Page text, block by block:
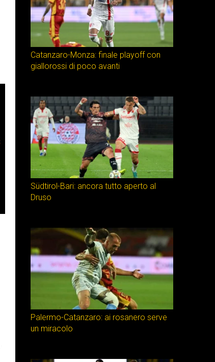
Catanzaro-Monza: finale playoff con
giallorossi di poco avanti
Südtirol-Bari: ancora tutto aperto al
Druso
Palermo-Catanzaro: ai rosanero serve
un miracolo